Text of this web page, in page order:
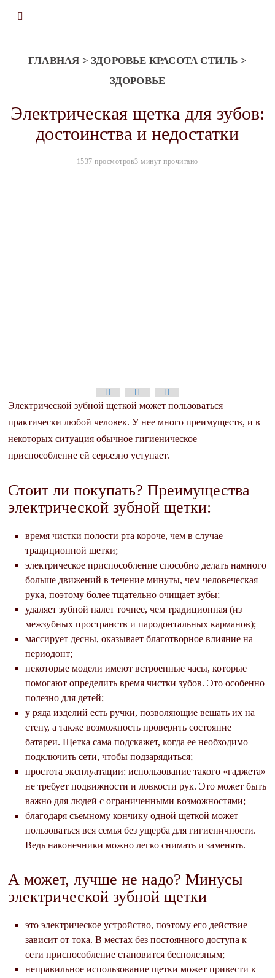
ГЛАВНАЯ >ЗДОРОВЬЕ КРАСОТА СТИЛЬ >
ЗДОРОВЬЕ
Электрическая щетка для зубов:
достоинства и недостатки
1537 просмотров3 минут прочитано
Электрической зубной щеткой может пользоваться
практически любой человек. У нее много преимуществ, и в
некоторых ситуация обычное гигиеническое
приспособление ей серьезно уступает.
Стоит ли покупать? Преимущества
электрической зубной щетки:
время чистки полости рта короче, чем в случае
традиционной щетки;
электрическое приспособление способно делать намного
больше движений в течение минуты, чем человеческая
рука, поэтому более тщательно очищает зубы;
удаляет зубной налет точнее, чем традиционная (из
межзубных пространств и пародонтальных карманов);
массирует десны, оказывает благотворное влияние на
периодонт;
некоторые модели имеют встроенные часы, которые
помогают определить время чистки зубов. Это особенно
полезно для детей;
у ряда изделий есть ручки, позволяющие вешать их на
стену, а также возможность проверить состояние
батареи. Щетка сама подскажет, когда ее необходимо
подключить сети, чтобы подзарядиться;
простота эксплуатации: использование такого «гаджета»
не требует подвижности и ловкости рук. Это может быть
важно для людей с ограниченными возможностями;
благодаря съемному кончику одной щеткой может
пользоваться вся семья без ущерба для гигиеничности.
Ведь наконечники можно легко снимать и заменять.
А может, лучше не надо? Минусы
электрической зубной щетки
это электрическое устройство, поэтому его действие
зависит от тока. В местах без постоянного доступа к
сети приспособление становится бесполезным;
неправильное использование щетки может привести к